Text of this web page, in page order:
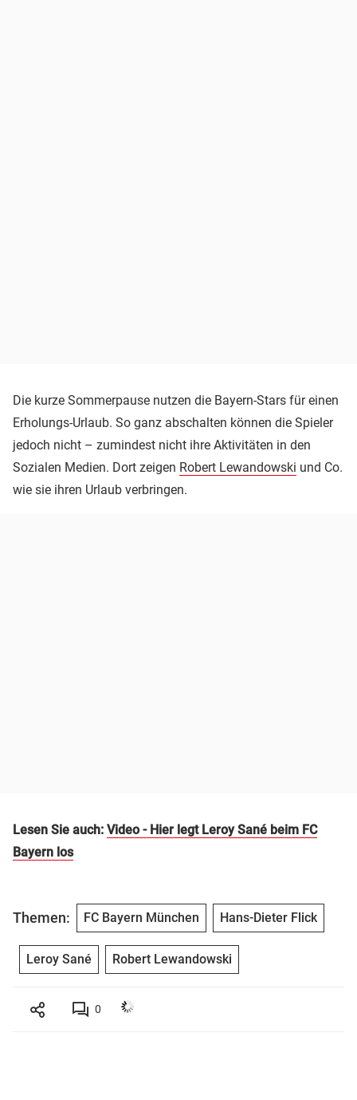
Die kurze Sommerpause nutzen die Bayern-Stars für einen
Erholungs-Urlaub. So ganz abschalten können die Spieler
jedoch nicht – zumindest nicht ihre Aktivitäten in den
Sozialen Medien. Dort zeigen Robert Lewandowski und Co.
wie sie ihren Urlaub verbringen.
Lesen Sie auch: Video - Hier legt Leroy Sané beim FC
Bayern los
Themen: FC Bayern München Hans-Dieter Flick
Leroy Sané Robert Lewandowski
0